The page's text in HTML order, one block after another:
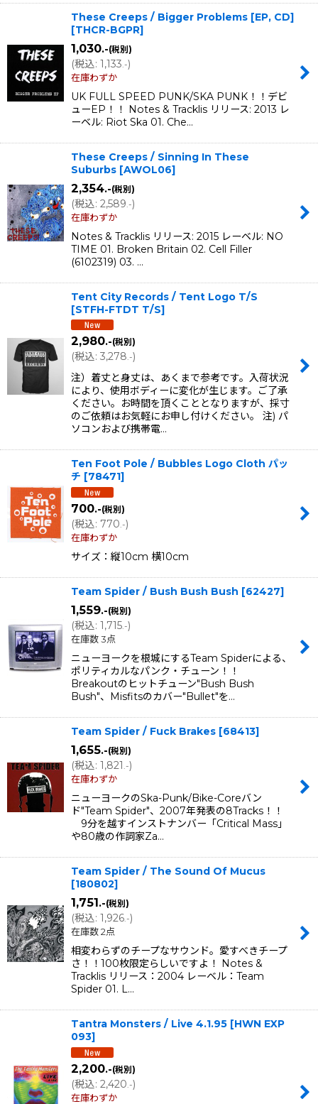
These Creeps / Bigger Problems [EP, CD]
[THCR-BGPR]
1,030.-(税別)
(税込: 1,133 .-)
在庫わずか
UK FULL SPEED PUNK/SKA PUNK！！デビ
ューEP！！ Notes & Tracklis リリース: 2013 レ
ーベル: Riot Ska 01. Che…
These Creeps / Sinning In These
Suburbs [AWOL06]
2,354.-(税別)
(税込: 2,589 .-)
在庫わずか
Notes & Tracklis リリース: 2015 レーベル: NO
TIME 01. Broken Britain 02. Cell Filler
(6102319) 03. …
Tent City Records / Tent Logo T/S
[STFH-FTDT T/S]
2,980.-(税別)
(税込: 3,278.-)
注）着丈と身丈は、あくまで参考です。入荷状況
により、使用ボディーに変化が生じます。ご了承
ください。お時間を頂くこととなりますが、採寸
のご依頼はお気軽にお申し付けください。 注) パ
ソコンおよび携帯電…
Ten Foot Pole / Bubbles Logo Cloth パッ
チ [78471]
700.-(税別)
(税込: 770 .-)
在庫わずか
サイズ：縦10cm 横10cm
Team Spider / Bush Bush Bush [62427]
1,559.-(税別)
(税込: 1,715 .-)
在庫数 3点
ニューヨークを根城にするTeam Spiderによる、
ポリティカルなパンク・チューン！！
Breakoutのヒットチューン"Bush Bush
Bush"、Misfitsのカバー"Bullet"を…
Team Spider / Fuck Brakes [68413]
1,655.-(税別)
(税込: 1,821 .-)
在庫わずか
ニューヨークのSka-Punk/Bike-Coreバン
ド"Team Spider"、2007年発表の8Tracks！！
9分を越すインストナンバー「Critical Mass」
や80歳の作詞家Za…
Team Spider / The Sound Of Mucus
[180802]
1,751.-(税別)
(税込: 1,926 .-)
在庫数 2点
相変わらずのチープなサウンド。愛すべきチープ
さ！！100枚限定らしいですよ！ Notes &
Tracklis リリース：2004 レーベル：Team
Spider 01. L…
Tantra Monsters / Live 4.1.95 [HWN EXP
093]
2,200.-(税別)
(税込: 2,420 .-)
在庫わずか